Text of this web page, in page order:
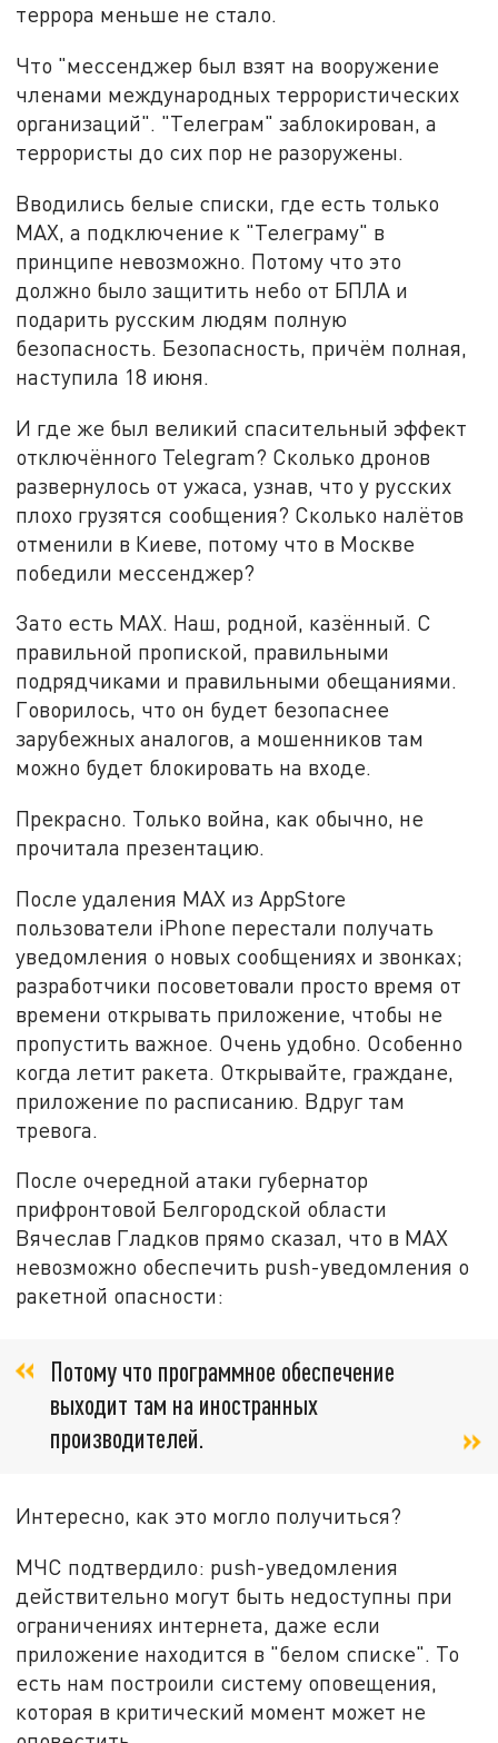
террора меньше не стало.
Что "мессенджер был взят на вооружение
членами международных террористических
организаций". "Телеграм" заблокирован, а
террористы до сих пор не разоружены.
Вводились белые списки, где есть только
MAX, а подключение к "Телеграму" в
принципе невозможно. Потому что это
должно было защитить небо от БПЛА и
подарить русским людям полную
безопасность. Безопасность, причём полная,
наступила 18 июня.
И где же был великий спасительный эффект
отключённого Telegram? Сколько дронов
развернулось от ужаса, узнав, что у русских
плохо грузятся сообщения? Сколько налётов
отменили в Киеве, потому что в Москве
победили мессенджер?
Зато есть MAX. Наш, родной, казённый. С
правильной пропиской, правильными
подрядчиками и правильными обещаниями.
Говорилось, что он будет безопаснее
зарубежных аналогов, а мошенников там
можно будет блокировать на входе.
Прекрасно. Только война, как обычно, не
прочитала презентацию.
После удаления MAX из AppStore
пользователи iPhone перестали получать
уведомления о новых сообщениях и звонках;
разработчики посоветовали просто время от
времени открывать приложение, чтобы не
пропустить важное. Очень удобно. Особенно
когда летит ракета. Открывайте, граждане,
приложение по расписанию. Вдруг там
тревога.
После очередной атаки губернатор
прифронтовой Белгородской области
Вячеслав Гладков прямо сказал, что в MАХ
невозможно обеспечить push-уведомления о
ракетной опасности:
Потому что программное обеспечение
выходит там на иностранных
производителей.
Интересно, как это могло получиться?
МЧС подтвердило: push-уведомления
действительно могут быть недоступны при
ограничениях интернета, даже если
приложение находится в "белом списке". То
есть нам построили систему оповещения,
которая в критический момент может не